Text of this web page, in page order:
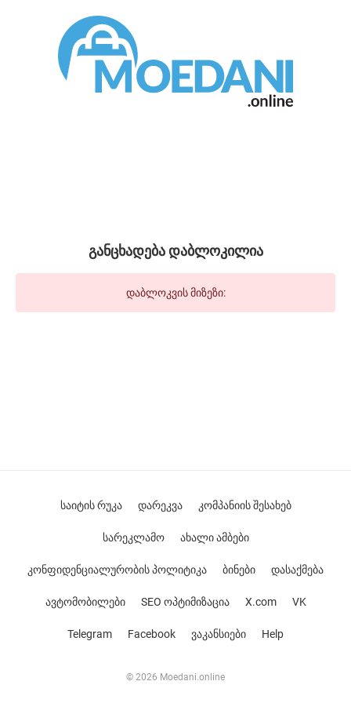
განცხადება დაბლოკილია
დაბლოკვის მიზეზი:
© 2026 Moedani.online
საიტის რუკა დარეკვა კომპანიის შესახებ
სარეკლამო ახალი ამბები
კონფიდენციალურობის პოლიტიკა ბინები დასაქმება
ავტომობილები SEO ოპტიმიზაცია X.com VK
Telegram Facebook ვაკანსიები Help